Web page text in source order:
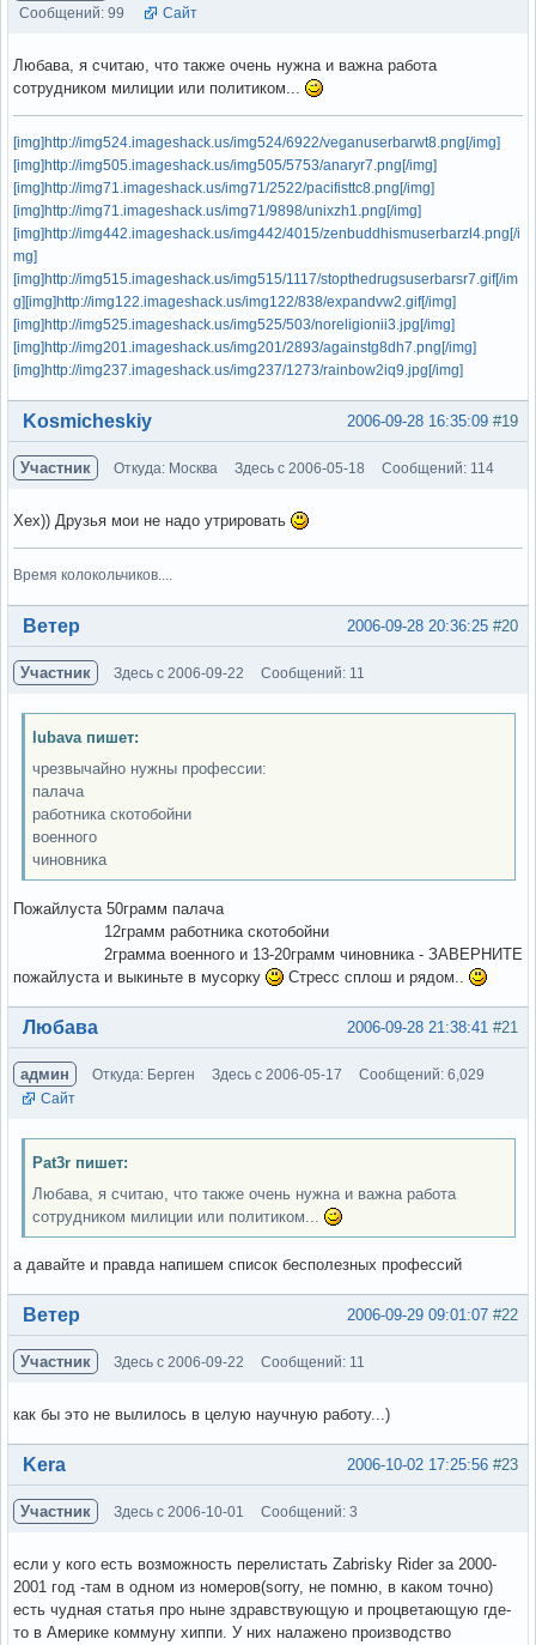
Сообщений: 99
Сайт
Любава, я считаю, что также очень нужна и важна работа
сотрудником милиции или политиком...
[img]http://img524.imageshack.us/img524/6922/veganuserbarwt8.png[/img]
[img]http://img505.imageshack.us/img505/5753/anaryr7.png[/img]
[img]http://img71.imageshack.us/img71/2522/pacifisttc8.png[/img]
[img]http://img71.imageshack.us/img71/9898/unixzh1.png[/img]
[img]http://img442.imageshack.us/img442/4015/zenbuddhismuserbarzl4.png[/i
mg]
[img]http://img515.imageshack.us/img515/1117/stopthedrugsuserbarsr7.gif[/im
g] [img]http://img122.imageshack.us/img122/838/expandvw2.gif[/img]
[img]http://img525.imageshack.us/img525/503/noreligionii3.jpg[/img]
[img]http://img201.imageshack.us/img201/2893/againstg8dh7.png[/img]
[img]http://img237.imageshack.us/img237/1273/rainbow2iq9.jpg[/img]
Вне форума #19
2006-09-28 16:35:09
Kosmicheskiy
Участник Откуда: Москва Здесь с 2006-05-18 Сообщений: 114
Хех)) Друзья мои не надо утрировать
Время колокольчиков....
Вне форума #20
2006-09-28 20:36:25
Ветер
Участник Здесь с 2006-09-22 Сообщений: 11
lubava пишет:
чрезвычайно нужны профессии:
палача
работника скотобойни
военного
чиновника
Пожайлуста 50грамм палача
12грамм работника скотобойни
2грамма военного и 13-20грамм чиновника - ЗАВЕРНИТЕ
пожайлуста и выкиньте в мусорку
Стресс сплош и рядом..
Вне форума #21
2006-09-28 21:38:41
Любава
админ Откуда: Берген Здесь с 2006-05-17
Сообщений: 6,029
Сайт
Pat3r пишет:
Любава, я считаю, что также очень нужна и важна работа
сотрудником милиции или политиком...
а давайте и правда напишем список бесполезных профессий
Вне форума #22
2006-09-29 09:01:07
Ветер
Участник Здесь с 2006-09-22 Сообщений: 11
как бы это не вылилось в целую научную работу...)
Вне форума #23
2006-10-02 17:25:56
Kera
Участник Здесь с 2006-10-01 Сообщений: 3
если у кого есть возможность перелистать Zabrisky Rider за 2000-
2001 год -там в одном из номеров(sorry, не помню, в каком точно)
есть чудная статья про ныне здравствующую и процветающую где-
то в Америке коммуну хиппи. У них налажено производство